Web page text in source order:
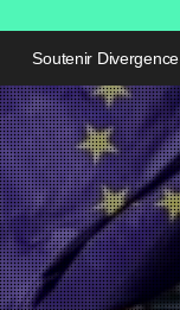
Soutenir Divergence